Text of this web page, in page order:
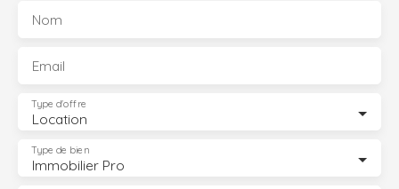
Nom
Email
Location
Type d'offre
Immobilier Pro
Type de bien